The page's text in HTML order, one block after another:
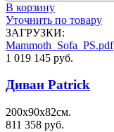
В корзину
Уточнить по товару
ЗАГРУЗКИ:
Mammoth_Sofa_PS.pdf
1 019 145 руб.
Диван Patrick
200х90х82см.
811 358 руб.